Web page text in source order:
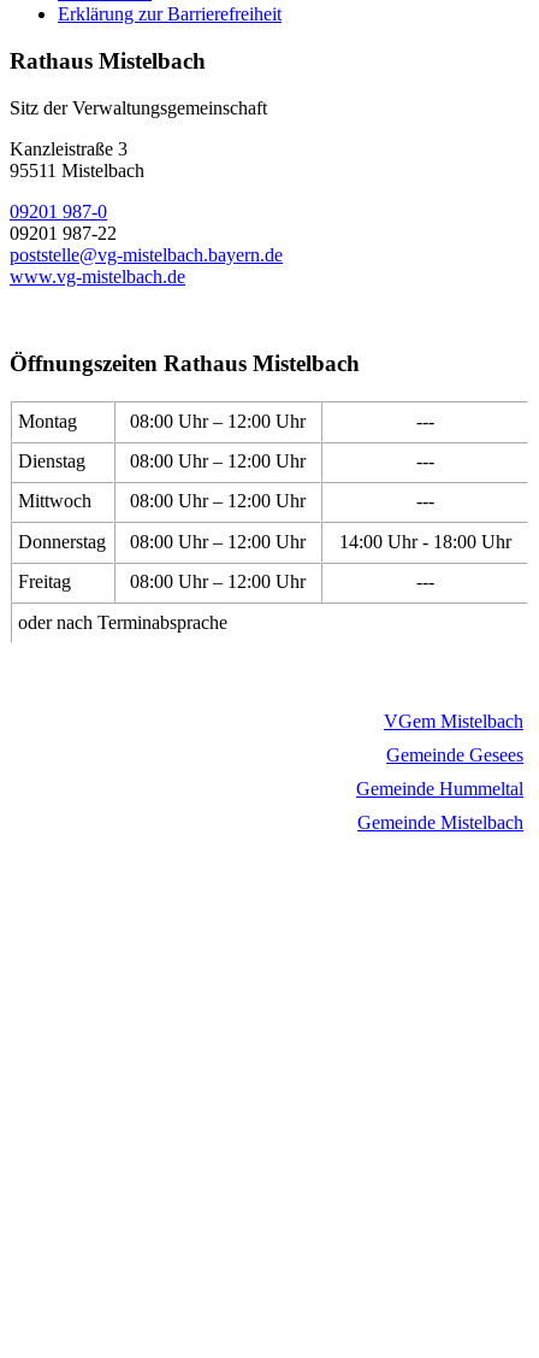
Erklärung zur Barrierefreiheit
Rathaus Mistelbach
Sitz der Verwaltungsgemeinschaft
Kanzleistraße 3
95511 Mistelbach
09201 987-0
09201 987-22
poststelle@vg-mistelbach.bayern.de
www.vg-mistelbach.de
Öffnungszeiten Rathaus Mistelbach
Montag 08:00 Uhr – 12:00 Uhr
---
Dienstag
08:00 Uhr – 12:00 Uhr
---
Mittwoch
08:00 Uhr – 12:00 Uhr
---
Donnerstag
08:00 Uhr – 12:00 Uhr
14:00 Uhr - 18:00 Uhr
Freitag
08:00 Uhr – 12:00 Uhr
---
oder nach Terminabsprache
VGem Mistelbach
Gemeinde Gesees
Gemeinde Hummeltal
Gemeinde Mistelbach